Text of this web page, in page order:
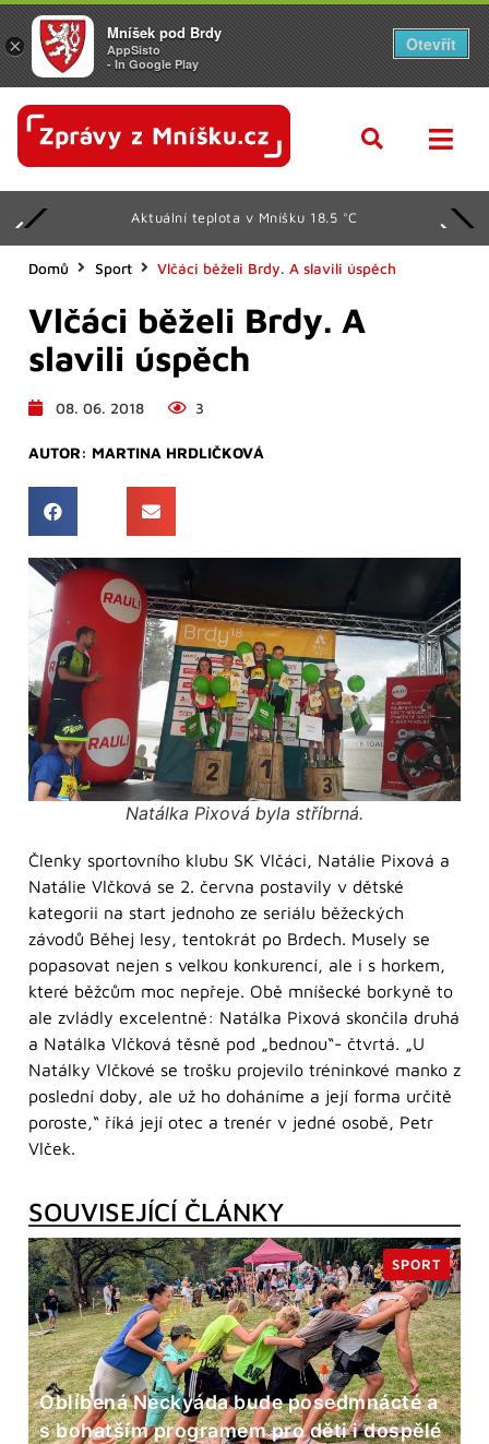
Aktuální teplota v Mníšku 18.5 °C
Domů Sport Vlčáci běželi Brdy. A slavili úspěch
Vlčáci běželi Brdy. A
slavili úspěch
08. 06. 2018 3
AUTOR: MARTINA HRDLIČKOVÁ
Natálka Pixová byla stříbrná.
Členky sportovního klubu SK Vlčáci, Natálie Pixová a
Natálie Vlčková se 2. června postavily v dětské
kategorii na start jednoho ze seriálu běžeckých
závodů Běhej lesy, tentokrát po Brdech. Musely se
popasovat nejen s velkou konkurencí, ale i s horkem,
které běžcům moc nepřeje. Obě mníšecké borkyně to
ale zvládly excelentně: Natálka Pixová skončila druhá
a Natálka Vlčková těsně pod „bednou“- čtvrtá. „U
Natálky Vlčkové se trošku projevilo tréninkové manko z
poslední doby, ale už ho doháníme a její forma určitě
poroste,“ říká její otec a trenér v jedné osobě, Petr
Vlček.
SOUVISEJÍCÍ ČLÁNKY
Oblíbená Neckyáda bude posedmnácté a
s bohatším programem pro děti i dospělé
SPORT
×
Mníšek pod Brdy
AppSisto
- In Google Play
Otevřít